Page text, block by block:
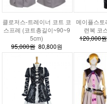
클로저스-트레이너 코트 코
스프레 (코트총길이~90~9
5cm)
95,000원80,800원
메이플스토
련복 코
120,000원